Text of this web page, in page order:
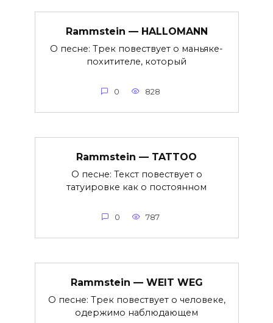
Rammstein — HALLOMANN
О песне: Трек повествует о маньяке-
похитителе, который
0 828
Rammstein — TATTOO
О песне: Текст повествует о
татуировке как о постоянном
0 787
Rammstein — WEIT WEG
О песне: Трек повествует о человеке,
одержимо наблюдающем